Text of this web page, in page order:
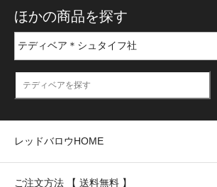
ほかの商品を探す
レッドバロウHOME
ご注文方法 【 送料無料 】